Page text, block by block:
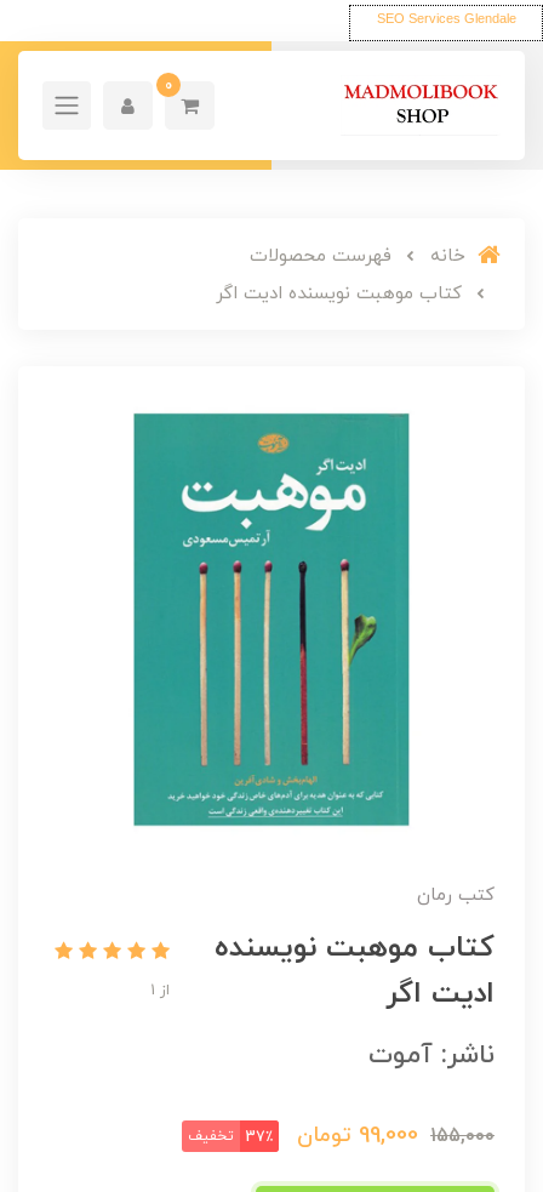
SEO Services Glendale
0
خانه
فهرست محصولات
کتاب موهبت نویسنده ادیت اگر
کتب رمان
کتاب موهبت نویسنده
ادیت اگر
از 1
ناشر: آموت
155,000
99,000 تومان 37٪ تخفیف